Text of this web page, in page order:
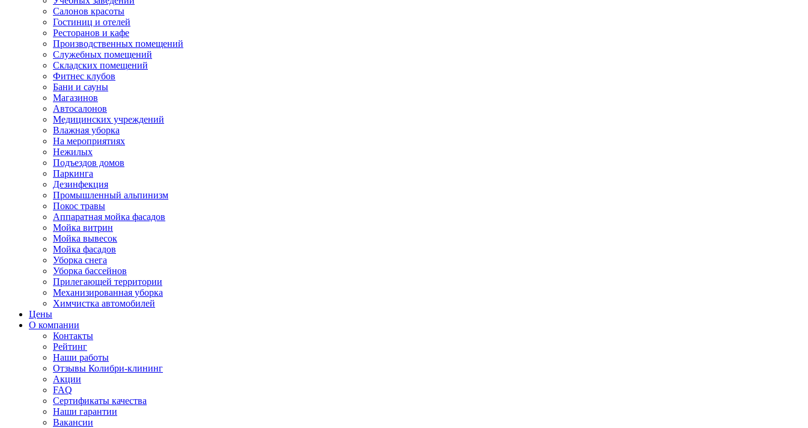
Салонов красоты
Гостиниц и отелей
Ресторанов и кафе
Производственных помещений
Служебных помещений
Складских помещений
Фитнес клубов
Бани и сауны
Магазинов
Автосалонов
Медицинских учреждений
Влажная уборка
На мероприятиях
Нежилых
Подъездов домов
Паркинга
Дезинфекция
Промышленный альпинизм
Покос травы
Аппаратная мойка фасадов
Мойка витрин
Мойка вывесок
Мойка фасадов
Уборка снега
Уборка бассейнов
Прилегающей территории
Механизированная уборка
Химчистка автомобилей
Цены
О компании
Контакты
Рейтинг
Наши работы
Отзывы Колибри-клининг
Акции
FAQ
Сертификаты качества
Наши гарантии
Вакансии